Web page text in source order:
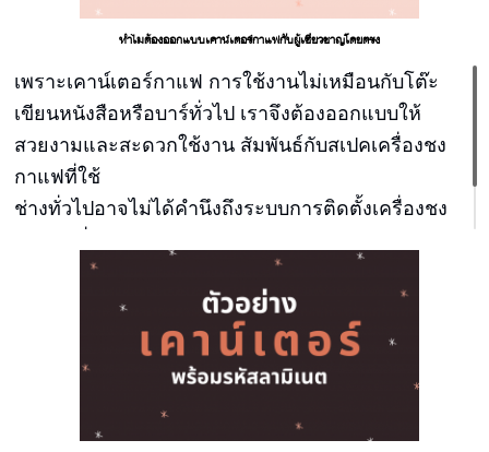
ทำไมต้องออกแบบเคาน์เตอร์กาแฟกับผู้เชี่ยวชาญโดยตรง
เพราะเคาน์เตอร์กาแฟ การใช้งานไม่เหมือนกับโต๊ะ
เขียนหนังสือหรือบาร์ทั่วไป เราจึงต้องออกแบบให้
สวยงามและสะดวกใช้งาน สัมพันธ์กับสเปคเครื่องชง
กาแฟที่ใช้
ช่างทั่วไปอาจไม่ได้คำนึงถึงระบบการติดตั้งเครื่องชง
เมาท์เทนคอฟฟี่ ดีไซน์สำหรับร้านกาแฟโดยเฉพาะ